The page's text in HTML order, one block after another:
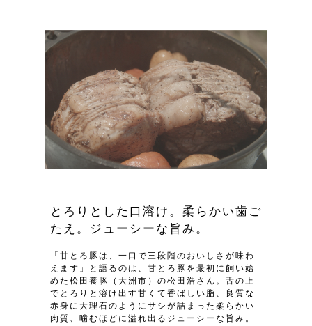
とろりとした口溶け。柔らかい歯ご
たえ。ジューシーな旨み。
「甘とろ豚は、一口で三段階のおいしさが味わ
えます」と語るのは、甘とろ豚を最初に飼い始
めた松田養豚（大洲市）の松田浩さん。舌の上
でとろりと溶け出す甘くて香ばしい脂、良質な
赤身に大理石のようにサシが詰まった柔らかい
肉質、噛むほどに溢れ出るジューシーな旨み。